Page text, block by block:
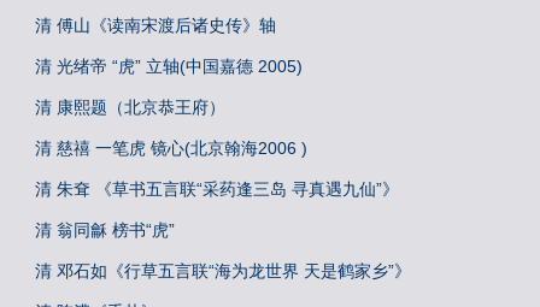
清 傅山《读南宋渡后诸史传》轴
清 光绪帝 “虎” 立轴(中国嘉德 2005)
清 康熙题（北京恭王府）
清 慈禧 一笔虎 镜心(北京翰海2006 )
清 朱耷 《草书五言联“采药逢三岛 寻真遇九仙”》
清 翁同龢 榜书“虎”
清 邓石如《行草五言联“海为龙世界 天是鹤家乡”》